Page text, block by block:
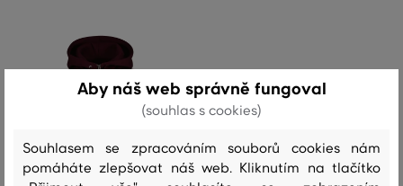
Aby náš web správně fungoval
(souhlas s cookies)
Souhlasem se zpracováním souborů cookies nám
pomáháte zlepšovat náš web. Kliknutím na tlačítko